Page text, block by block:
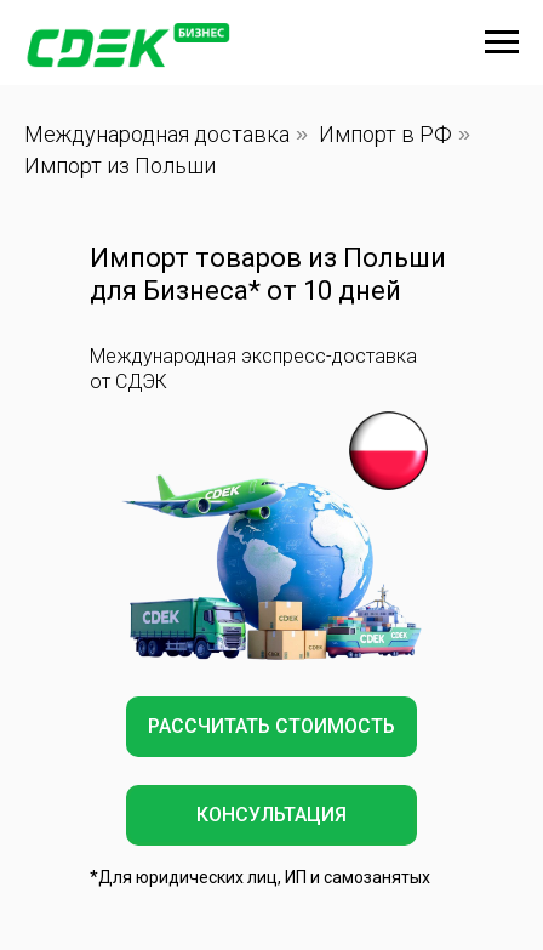
Международная доставка » Импорт в РФ »
Импорт из Польши
Импорт товаров из Польши
для Бизнеса* от 10 дней
Международная экспресс-доставка
от СДЭК
РАССЧИТАТЬ СТОИМОСТЬ
КОНСУЛЬТАЦИЯ
*Для юридических лиц, ИП и самозанятых